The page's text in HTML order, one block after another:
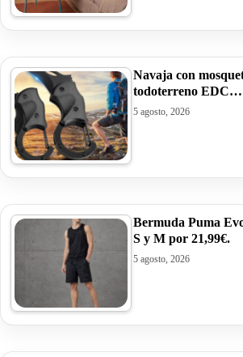
Navaja con
todoterreno EDC…
5 agosto, 2026
Bermuda Puma
S y M por 21,99€.
5 agosto, 2026